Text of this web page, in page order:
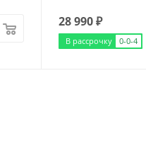
28 990₽
В рассрочку 0-0-4